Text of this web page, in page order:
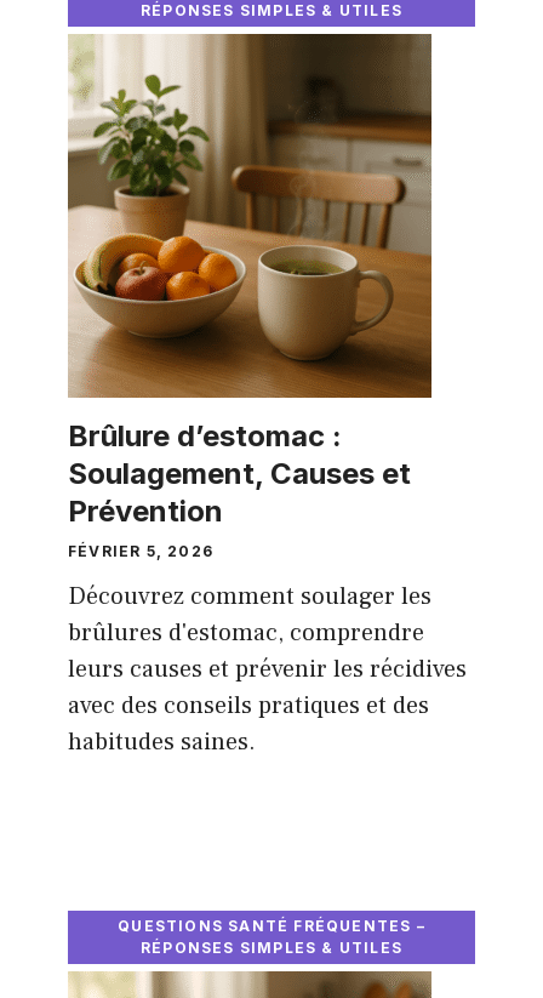
RÉPONSES SIMPLES & UTILES
Brûlure d’estomac :
Soulagement, Causes et
Prévention
FÉVRIER 5, 2026
Découvrez comment soulager les
brûlures d'estomac, comprendre
leurs causes et prévenir les récidives
avec des conseils pratiques et des
habitudes saines.
QUESTIONS SANTÉ FRÉQUENTES –
RÉPONSES SIMPLES & UTILES